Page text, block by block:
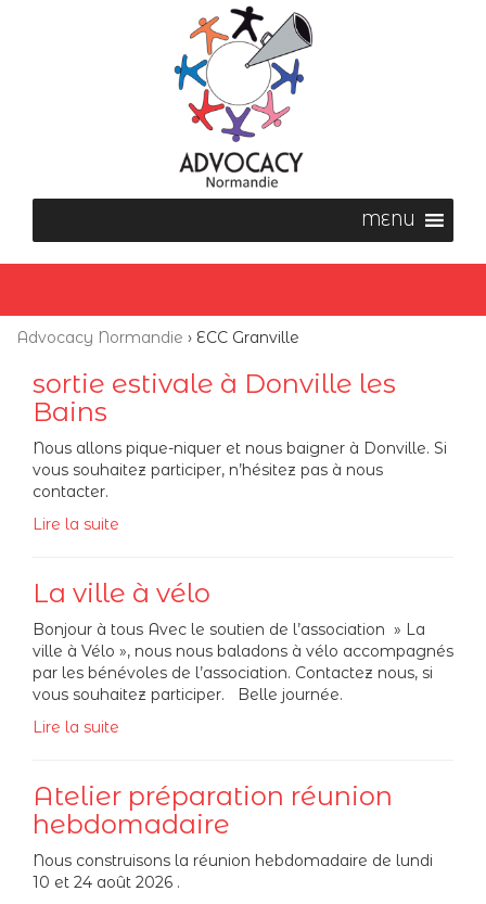
Advocacy Normandie › ECC Granville
sortie estivale à Donville les
Bains
Nous allons pique-niquer et nous baigner à Donville. Si
vous souhaitez participer, n’hésitez pas à nous
contacter.
Lire la suite
La ville à vélo
Bonjour à tous Avec le soutien de l’association » La
ville à Vélo », nous nous baladons à vélo accompagnés
par les bénévoles de l’association. Contactez nous, si
vous souhaitez participer. Belle journée.
Lire la suite
Atelier préparation réunion
hebdomadaire
Nous construisons la réunion hebdomadaire de lundi
10 et 24 août 2026 .